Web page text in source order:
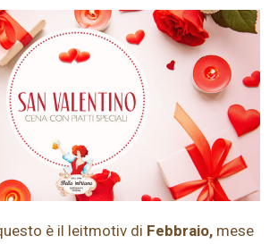
è il leitmotiv di Febbraio, mese